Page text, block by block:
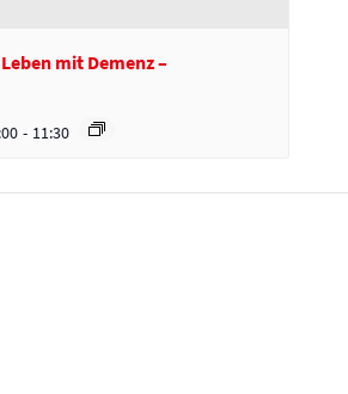
mit Demenz –
- 11:30